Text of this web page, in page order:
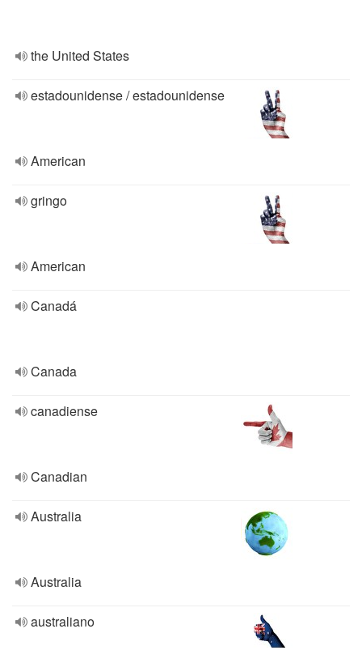
the United States
estadounidense / estadounidense
American
gringo
American
Canadá
Canada
canadiense
Canadian
Australia
Australia
australiano